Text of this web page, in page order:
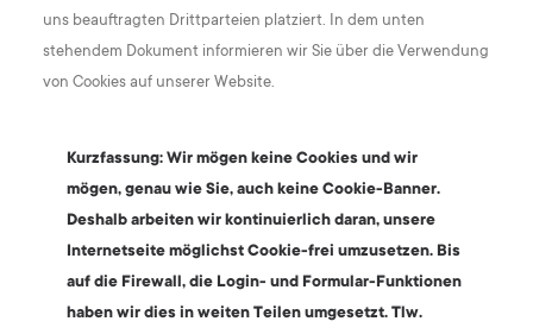
uns beauftragten Drittparteien platziert. In dem unten
stehendem Dokument informieren wir Sie über die Verwendung
von Cookies auf unserer Website.
Kurzfassung: Wir mögen keine Cookies und wir
mögen, genau wie Sie, auch keine Cookie-Banner.
Deshalb arbeiten wir kontinuierlich daran, unsere
Internetseite möglichst Cookie-frei umzusetzen. Bis
auf die Firewall, die Login- und Formular-Funktionen
haben wir dies in weiten Teilen umgesetzt. Tlw.